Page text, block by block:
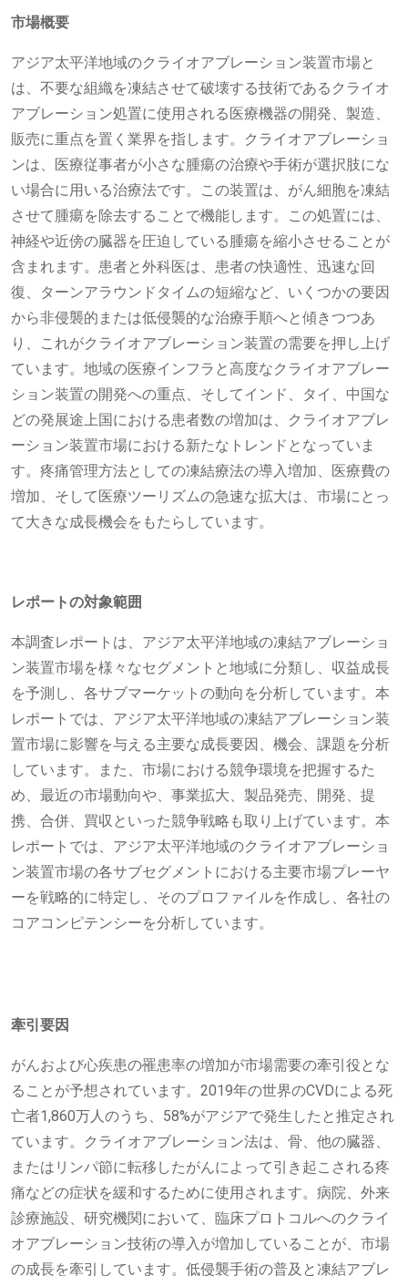
市場概要
アジア太平洋地域のクライオアブレーション装置市場と
は、不要な組織を凍結させて破壊する技術であるクライオ
アブレーション処置に使用される医療機器の開発、製造、
販売に重点を置く業界を指します。クライオアブレーショ
ンは、医療従事者が小さな腫瘍の治療や手術が選択肢にな
い場合に用いる治療法です。この装置は、がん細胞を凍結
させて腫瘍を除去することで機能します。この処置には、
神経や近傍の臓器を圧迫している腫瘍を縮小させることが
含まれます。患者と外科医は、患者の快適性、迅速な回
復、ターンアラウンドタイムの​​短縮など、いくつかの要因
から非侵襲的または低侵襲的な治療手順へと傾きつつあ
り、これがクライオアブレーション装置の需要を押し上げ
ています。地域の医療インフラと高度なクライオアブレー
ション装置の開発への重点、そしてインド、タイ、中国な
どの発展途上国における患者数の増加は、クライオアブレ
ーション装置市場における新たなトレンドとなっていま
す。疼痛管理方法としての凍結療法の導入増加、医療費の
増加、そして医療ツーリズムの急速な拡大は、市場にとっ
て大きな成長機会をもたらしています。
レポートの対象範囲
本調査レポートは、アジア太平洋地域の凍結アブレーショ
ン装置市場を様々なセグメントと地域に分類し、収益成長
を予測し、各サブマーケットの動向を分析しています。本
レポートでは、アジア太平洋地域の凍結アブレーション装
置市場に影響を与える主要な成長要因、機会、課題を分析
しています。また、市場における競争環境を把握するた
め、最近の市場動向や、事業拡大、製品発売、開発、提
携、合併、買収といった競争戦略も取り上げています。本
レポートでは、アジア太平洋地域のクライオアブレーショ
ン装置市場の各サブセグメントにおける主要市場プレーヤ
ーを戦略的に特定し、そのプロファイルを作成し、各社の
コアコンピテンシーを分析しています。
牽引要因
がんおよび心疾患の罹患率の増加が市場需要の牽引役とな
ることが予想されています。2019年の世界のCVDによる死
亡者1,860万人のうち、58%がアジアで発生したと推定され
ています。クライオアブレーション法は、骨、他の臓器、
またはリンパ節に転移したがんによって引き起こされる疼
痛などの症状を緩和するために使用されます。病院、外来
診療施設、研究機関において、臨床プロトコルへのクライ
オアブレーション技術の導入が増加していることが、市場
の成長を牽引しています。低侵襲手術の普及と凍結アブレ